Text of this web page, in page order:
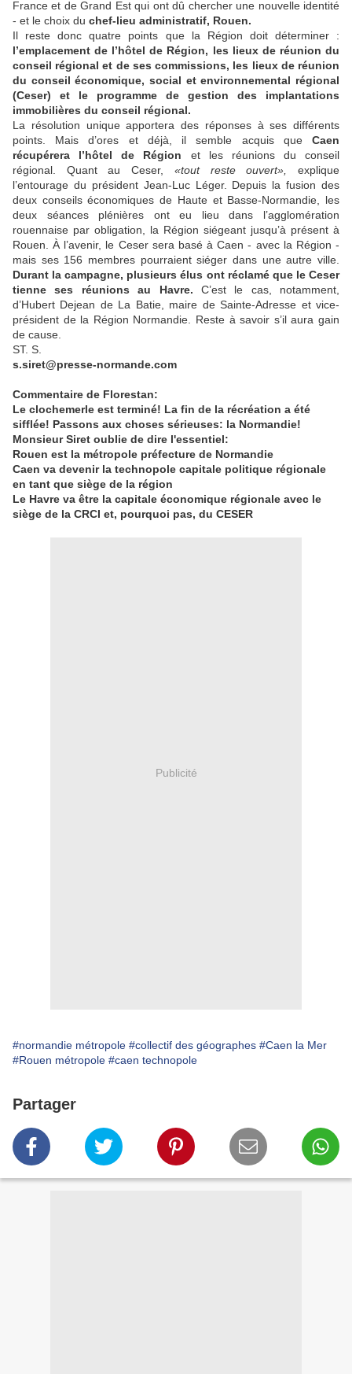
France et de Grand Est qui ont dû chercher une nouvelle identité
- et le choix du chef-lieu administratif, Rouen.
Il reste donc quatre points que la Région doit déterminer :
l’emplacement de l’hôtel de Région, les lieux de réunion du
conseil régional et de ses commissions, les lieux de réunion
du conseil économique, social et environnemental régional
(Ceser) et le programme de gestion des implantations
immobilières du conseil régional.
La résolution unique apportera des réponses à ses différents
points. Mais d’ores et déjà, il semble acquis que Caen
récupérera l’hôtel de Région et les réunions du conseil
régional. Quant au Ceser, «tout reste ouvert»,
explique
l’entourage du président Jean-Luc Léger. Depuis la fusion des
deux conseils économiques de Haute et Basse-Normandie, les
deux séances plénières ont eu lieu dans l’agglomération
rouennaise par obligation, la Région siégeant jusqu’à présent à
Rouen. À l’avenir, le Ceser sera basé à Caen - avec la Région -
mais ses 156 membres pourraient siéger dans une autre ville.
Durant la campagne, plusieurs élus ont réclamé que le Ceser
tienne ses réunions au Havre. C’est le cas, notamment,
d’Hubert Dejean de La Batie, maire de Sainte-Adresse et vice-
président de la Région Normandie. Reste à savoir s’il aura gain
de cause.
ST. S.
s.siret@presse-normande.com
Commentaire de Florestan:
Le clochemerle est terminé! La fin de la récréation a été
sifflée! Passons aux choses sérieuses: la Normandie!
Monsieur Siret oublie de dire l'essentiel:
Rouen est la métropole préfecture de Normandie
Caen va devenir la technopole capitale politique régionale
en tant que siège de la région
Le Havre va être la capitale économique régionale avec le
siège de la CRCI et, pourquoi pas, du CESER
Publicité
#normandie métropole #collectif des géographes #Caen la Mer
#Rouen métropole #caen technopole
Partager